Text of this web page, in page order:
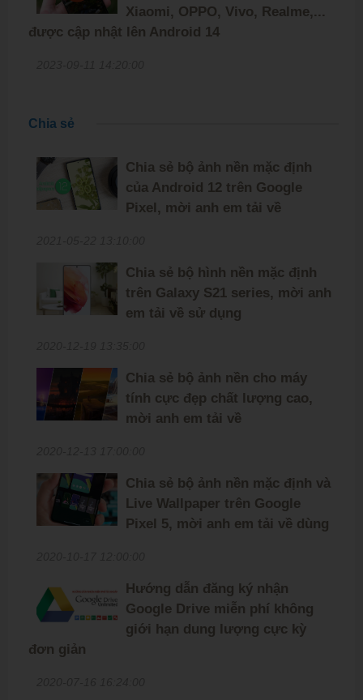
Xiaomi, OPPO, Vivo, Realme,...
được cập nhật lên Android 14
Chia sẻ
Chia sẻ bộ ảnh nền mặc định
của Android 12 trên Google
Pixel, mời anh em tải về
Chia sẻ bộ hình nền mặc định
trên Galaxy S21 series, mời anh
em tải về sử dụng
Chia sẻ bộ ảnh nền cho máy
tính cực đẹp chất lượng cao,
mời anh em tải về
Chia sẻ bộ ảnh nền mặc định và
Live Wallpaper trên Google
Pixel 5, mời anh em tải về dùng
Hướng dẫn đăng ký nhận
Google Drive miễn phí không
giới hạn dung lượng cực kỳ
đơn giản